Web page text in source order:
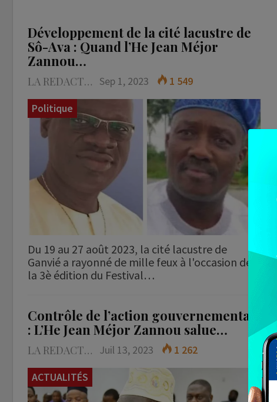
Développement de la cité lacustre de
Sô-Ava : Quand l’He Jean Méjor
Zannou…
LA REDACTION Sep 1, 2023
1 549
Politique
Du 19 au 27 août 2023, la cité lacustre de
Ganvié a rayonné de mille feux à l'occasion de
la 3è édition du Festival…
Contrôle de l’action gouvernementale
: L’He Jean Méjor Zannou salue…
LA REDACTION Juil 13, 2023
1 262
ACTUALITÉS